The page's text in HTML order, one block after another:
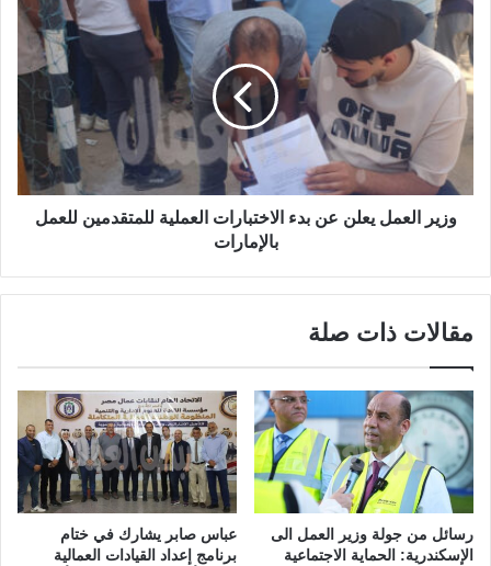
وزير العمل يعلن عن بدء الاختبارات العملية للمتقدمين للعمل
بالإمارات
مقالات ذات صلة
رسائل من جولة وزير العمل الى
الإسكندرية: الحماية الاجتماعية
عباس صابر يشارك في ختام
برنامج إعداد القيادات العمالية